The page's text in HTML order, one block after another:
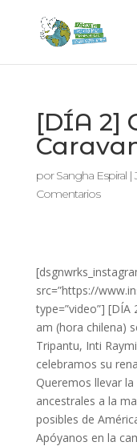
[DÍA 2]
porSangha Espiral|
Comentarios
src=”https://
type=”video”]
am (hora chilena)
Tripantu, Inti
celebramos su
Queremos llevar
ancestrales a la
posibles de
Apóyanos en la